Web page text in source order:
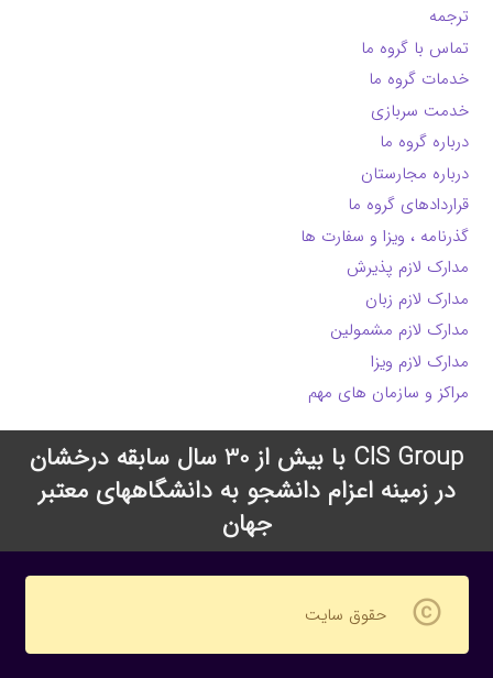
ترجمه
تماس با گروه ما
خدمات گروه ما
خدمت سربازی
درباره گروه ما
درباره مجارستان
قراردادهای گروه ما
گذرنامه ، ویزا و سفارت ها
مدارک لازم پذیرش
مدارک لازم زبان
مدارک لازم مشمولین
مدارک لازم ویزا
مراکز و سازمان های مهم
CIS Group با بیش از 30 سال سابقه درخشان
در زمینه اعزام دانشجو به دانشگاههای معتبر
جهان
copyright حقوق سایت